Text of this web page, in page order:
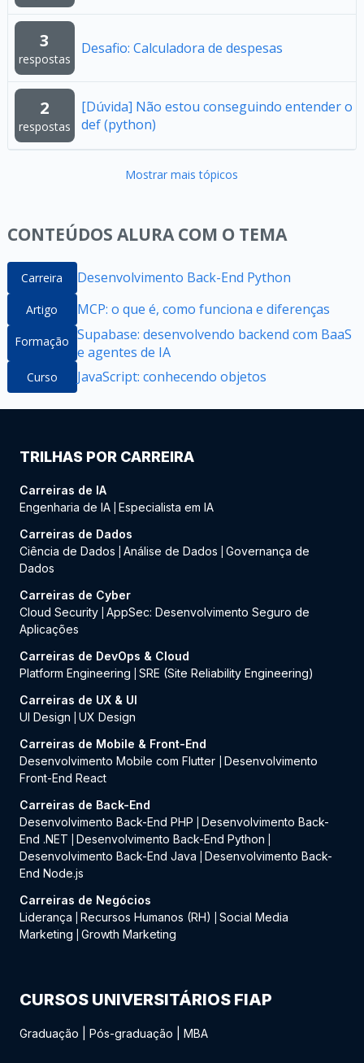
3
respostas
Desafio: Calculadora de despesas
2
respostas
[Dúvida] Não estou conseguindo entender o
def (python)
Mostrar mais tópicos
CONTEÚDOS ALURA COM O TEMA
Carreira Desenvolvimento Back-End Python
Artigo MCP: o que é, como funciona e diferenças
Formação Supabase: desenvolvendo backend com BaaS
e agentes de IA
Curso JavaScript: conhecendo objetos
TRILHAS POR CARREIRA
Carreiras de IA
Engenharia de IA Especialista em IA
Carreiras de Dados
Ciência de Dados
Análise de Dados
Governança de
Dados
Carreiras de Cyber
Cloud Security AppSec: Desenvolvimento Seguro de
Aplicações
Carreiras de DevOps & Cloud
Platform Engineering
SRE (Site Reliability Engineering)
Carreiras de UX & UI
UI Design
UX Design
Carreiras de Mobile & Front-End
Desenvolvimento Mobile com Flutter
Desenvolvimento
Front-End React
Carreiras de Back-End
Desenvolvimento Back-End PHP
Desenvolvimento Back-
End .NET
Desenvolvimento Back-End Python
Desenvolvimento Back-End Java
Desenvolvimento Back-
End Node.js
Carreiras de Negócios
Liderança
Recursos Humanos (RH)
Social Media
Marketing
Growth Marketing
CURSOS UNIVERSITÁRIOS FIAP
Graduação Pós-graduação MBA